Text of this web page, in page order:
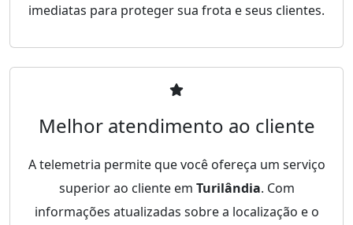
imediatas para proteger sua frota e seus clientes.
Melhor atendimento ao cliente
A telemetria permite que você ofereça um serviço
superior ao cliente em Turilândia. Com
informações atualizadas sobre a localização e o